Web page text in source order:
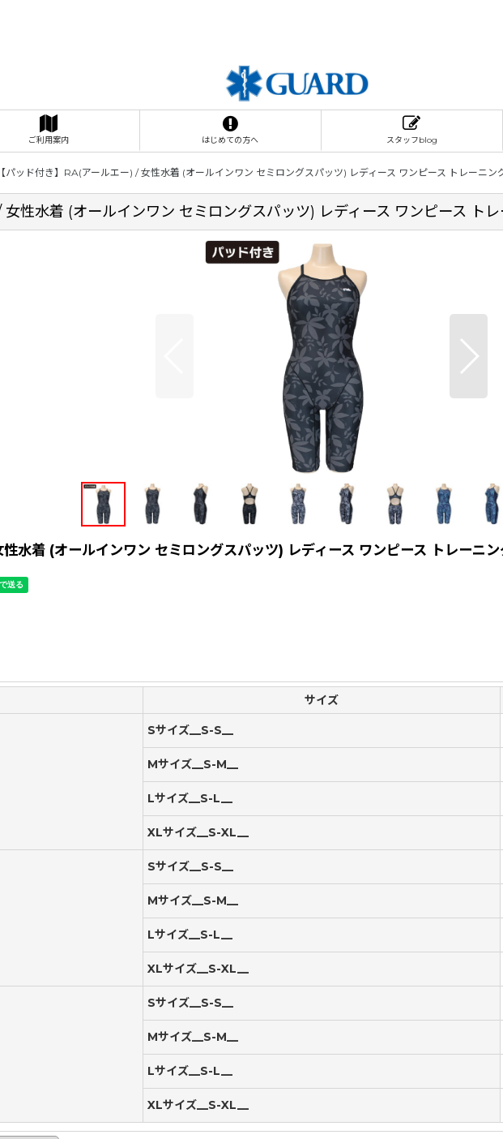
ご利用案内 はじめての方へ スタッフblog
【パッド付き】RA(アールエー) / 女性水着 (オールインワン セミロングスパッツ) レディース ワンピース トレーニン
女性水着 (オールインワン セミロングスパッツ) レディース ワンピース ト
水着 (オールインワン セミロングスパッツ) レディース ワンピース トレーニ
サイズ
Sサイズ__S-S__
Mサイズ__S-M__
Lサイズ__S-L__
XLサイズ__S-XL__
Sサイズ__S-S__
Mサイズ__S-M__
Lサイズ__S-L__
XLサイズ__S-XL__
Sサイズ__S-S__
Mサイズ__S-M__
Lサイズ__S-L__
XLサイズ__S-XL__